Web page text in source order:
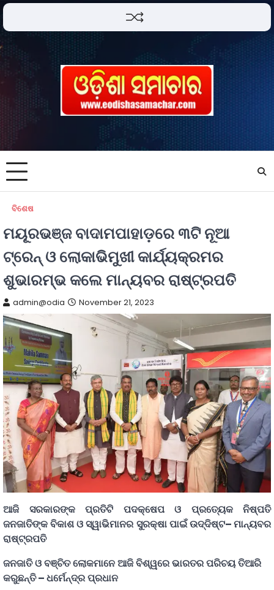
ବିଶେଷ
ମୟୂରଭଞ୍ଜ ବାଦାମପାହାଡ଼ରେ ୩ଟି ନୂଆ
ଟ୍ରେନ୍ ଓ ଲୋକାଭିମୁଖୀ କାର୍ଯ୍ୟକ୍ରମର
ଶୁଭାରମ୍ଭ କଲେ ମାନ୍ୟବର ରାଷ୍ଟ୍ରପତି
admin@odia November 21, 2023
ଆଜି ସରକାରଙ୍କ ପ୍ରତିଟି ପଦକ୍ଷେପ ଓ ପ୍ରତ୍ୟେକ
ନିଷ୍ପତି
ଜନଜାତିଙ୍କବିକାଶଓସ୍ୱାଭିମାନର ସୁରକ୍ଷାପାଇଁଉଦ୍ଦିଷ୍ଟ–ମାନ୍ୟବର
ରାଷ୍ଟ୍ରପତି
ଜନଜାତିଓବଞ୍ଚିତଲୋକମାନେଆଜିବିଶ୍ୱରେଭାରତରପରିଚୟତିଆରି
କରୁଛନ୍ତି–ଧର୍ମେନ୍ଦ୍ରପ୍ରଧାନ